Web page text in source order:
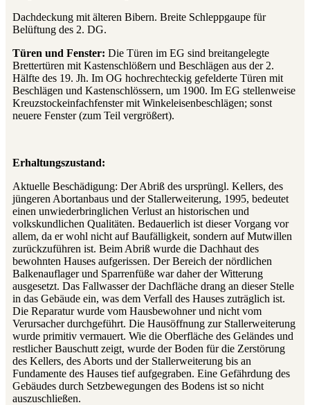
Dachdeckung mit älteren Bibern. Breite Schleppgaupe für
Belüftung des 2. DG.
Türen und Fenster: Die Türen im EG sind breitangelegte
Brettertüren mit Kastenschlößern und Beschlägen aus der 2.
Hälfte des 19. Jh. Im OG hochrechteckig gefelderte Türen mit
Beschlägen und Kastenschlössern, um 1900. Im EG stellenweise
Kreuzstockeinfachfenster mit Winkeleisenbeschlägen; sonst
neuere Fenster (zum Teil vergrößert).
Erhaltungszustand:
Aktuelle Beschädigung: Der Abriß des ursprüngl. Kellers, des
jüngeren Abortanbaus und der Stallerweiterung, 1995, bedeutet
einen unwiederbringlichen Verlust an historischen und
volkskundlichen Qualitäten. Bedauerlich ist dieser Vorgang vor
allem, da er wohl nicht auf Baufälligkeit, sondern auf Mutwillen
zurückzuführen ist. Beim Abriß wurde die Dachhaut des
bewohnten Hauses aufgerissen. Der Bereich der nördlichen
Balkenauflager und Sparrenfüße war daher der Witterung
ausgesetzt. Das Fallwasser der Dachfläche drang an dieser Stelle
in das Gebäude ein, was dem Verfall des Hauses zuträglich ist.
Die Reparatur wurde vom Hausbewohner und nicht vom
Verursacher durchgeführt. Die Hausöffnung zur Stallerweiterung
wurde primitiv vermauert. Wie die Oberfläche des Geländes und
restlicher Bauschutt zeigt, wurde der Boden für die Zerstörung
des Kellers, des Aborts und der Stallerweiterung bis an
Fundamente des Hauses tief aufgegraben. Eine Gefährdung des
Gebäudes durch Setzbewegungen des Bodens ist so nicht
auszuschließen.